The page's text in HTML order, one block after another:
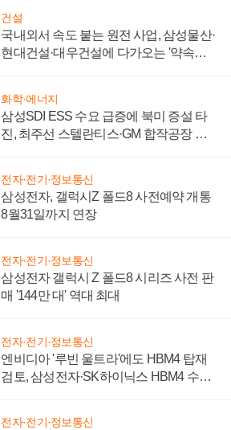
건설
국내외서 속도 붙는 원전 사업, 삼성물산·
현대건설·대우건설에 다가오는 '약속의
화학·에너지
삼성SDI ESS 수요 급증에 북미 증설 타
진, 최주선 스텔란티스·GM 합작공장 건
전자·전기·정보통신
삼성전자, 갤럭시Z 폴드8 사전예약 개통
8월31일까지 연장
전자·전기·정보통신
삼성전자 갤럭시 Z 폴드8 시리즈 사전 판
매 '144만 대' 역대 최대
전자·전기·정보통신
엔비디아 '루빈 울트라'에도 HBM4 탑재
검토, 삼성전자·SK하이닉스 HBM4 수율
전자·전기·정보통신